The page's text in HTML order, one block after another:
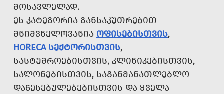
ᲛᲝᲡᲐᲕᲚᲔᲚᲐᲓ.
ᲔᲡ ᲙᲐᲢᲔᲒᲝᲠᲘᲐ ᲒᲐᲜᲡᲐᲙᲣᲗᲠᲔᲑᲘᲗ
ᲛᲜᲘᲨᲕᲜᲔᲚᲝᲕᲐᲜᲘᲐ ᲝᲤᲘᲡᲔᲑᲘᲡᲗᲕᲘᲡ,
HORECA ᲡᲔᲥᲢᲝᲠᲘᲡᲗᲕᲘᲡ,
ᲡᲐᲡᲢᲣᲛᲠᲝᲔᲑᲘᲡᲗᲕᲘᲡ, ᲙᲚᲘᲜᲘᲙᲔᲑᲘᲡᲗᲕᲘᲡ,
ᲡᲐᲚᲝᲜᲔᲑᲘᲡᲗᲕᲘᲡ, ᲡᲐᲒᲐᲜᲛᲐᲜᲐᲗᲚᲔᲑᲚᲝ
ᲓᲐᲬᲔᲡᲔᲑᲣᲚᲔᲑᲔᲑᲘᲡᲗᲕᲘᲡ ᲓᲐ ᲧᲕᲔᲚᲐ